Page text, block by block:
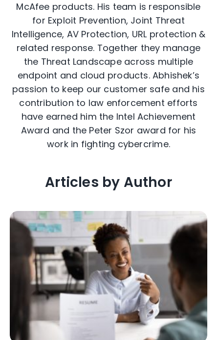
McAfee products. His team is responsible
for Exploit Prevention, Joint Threat
Intelligence, AV Protection, URL protection &
related response. Together they manage
the Threat Landscape across multiple
endpoint and cloud products. Abhishek’s
passion to keep our customer safe and his
contribution to law enforcement efforts
have earned him the Intel Achievement
Award and the Peter Szor award for his
work in fighting cybercrime.
Articles by Author